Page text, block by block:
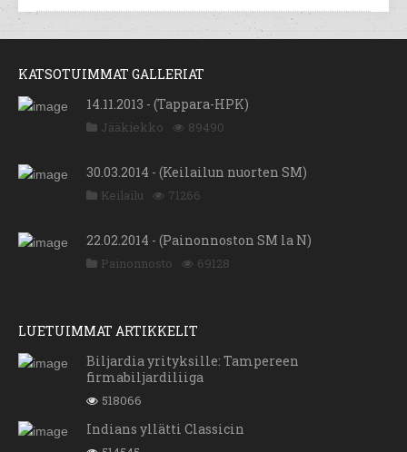
KATSOTUIMMAT GALLERIAT
14.11.2013 - (Tappara-HPK)
Jääkiekko 89490
30.03.2014 - (Keilailun nuorten SM)
Keilailu 71266
22.02.2014 - (Painonnoston SM la N)
Painonnosto 69128
LUETUIMMAT ARTIKKELIT
Biljardia yrityksille: Tampereen
firmabiljardiliiga
518066
Indians yllätti Classicin